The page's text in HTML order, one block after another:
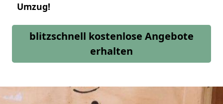
Umzug!
blitzschnell kostenlose Angebote
erhalten